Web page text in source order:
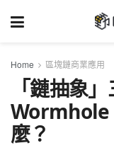
Home 區塊鏈商業應用
「鏈抽象
Wormhole
麼？